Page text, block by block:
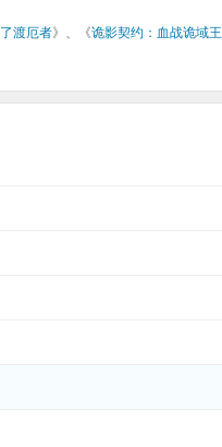
渡厄者》、《诡影契约：血战诡域王